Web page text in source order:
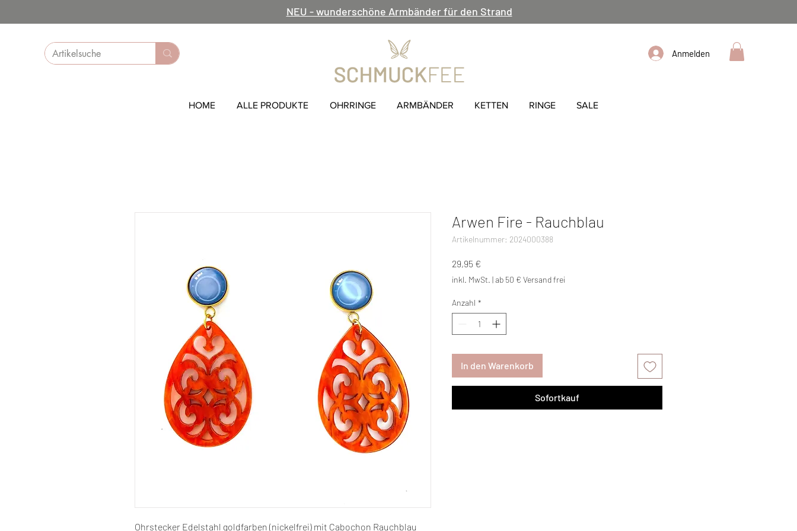
NEU - wunderschöne Armbänder für den Strand
Anmelden
HOME ALLE PRODUKTE OHRRINGE ARMBÄNDER KETTEN RINGE SALE
Ohrstecker Edelstahl goldfarben (nickelfrei) mit Cabochon Rauchblau
Arwen Fire - Rauchblau
Artikelnummer: 2024000388
29,95 €
inkl. MwSt. |ab 50 € Versand frei
Anzahl *
In den Warenkorb
Sofortkauf